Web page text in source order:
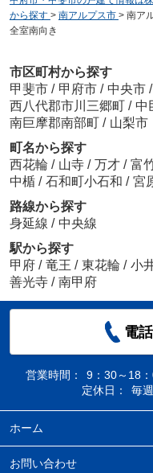
から探す > 南アルプス市 > 南ア
全室南向き
市区町村から探す
甲斐市 / 甲府市 / 中央市 /
西八代郡市川三郷町 / 中
南巨摩郡南部町 / 山梨市
町名から探す
西花輪 / 山寺 / 万才 / 富
中楯 / 石和町小石和 / 宮
路線から探す
身延線 / 中央線
駅から探す
甲府 / 竜王 / 東花輪 / 小
善光寺 / 南甲府
電
営業時間：
9：30～18
定休日：
毎
ホーム
お問い合わせ